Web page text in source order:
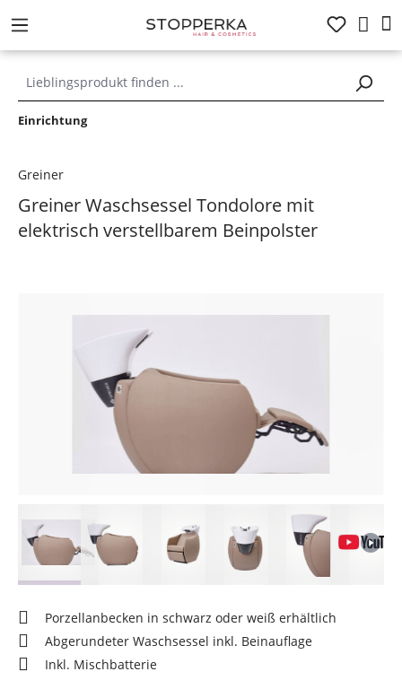
springen
Einrichtung
Greiner Waschsessel Tondolore mit
elektrisch verstellbarem Beinpolster
Greiner
Porzellanbecken in schwarz oder weiß erhältlich
Abgerundeter Waschsessel inkl. Beinauflage
Inkl. Mischbatterie